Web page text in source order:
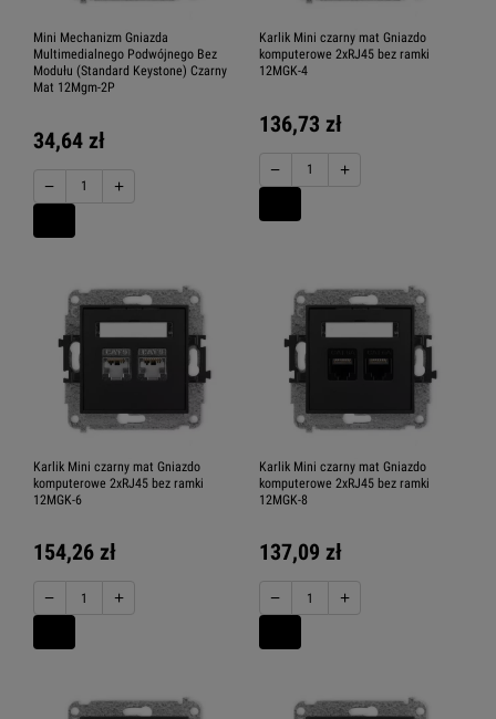
Mini Mechanizm Gniazda
Multimedialnego Podwójnego Bez
Modułu (Standard Keystone) Czarny
Mat 12Mgm-2P
34,64 zł
− +
Karlik Mini czarny mat Gniazdo
komputerowe 2xRJ45 bez ramki
12MGK-4
136,73 zł
− +
Karlik Mini czarny mat Gniazdo
komputerowe 2xRJ45 bez ramki
12MGK-6
154,26 zł
− +
Karlik Mini czarny mat Gniazdo
komputerowe 2xRJ45 bez ramki
12MGK-8
137,09 zł
− +